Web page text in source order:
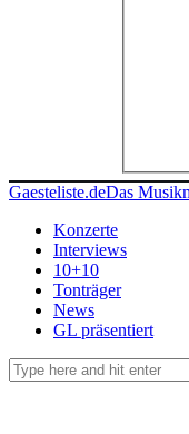
Gaesteliste.deDas
Konzerte
Interviews
10+10
Tonträger
News
GL präsentiert